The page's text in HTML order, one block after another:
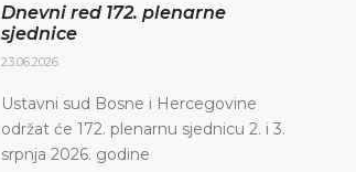
Dnevni red 172. plenarne
sjednice
23.06.2026.
Ustavni sud Bosne i Hercegovine
održat će 172. plenarnu sjednicu 2. i 3.
srpnja 2026. godine